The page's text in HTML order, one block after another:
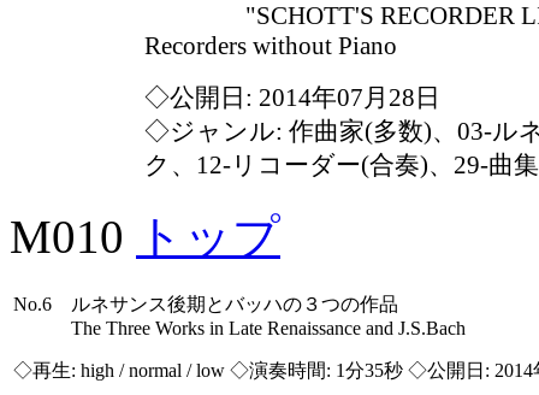
"SCHOTT'S RECORDER
Recorders without Piano
◇公開日: 2014年07月28日
◇ジャンル: 作曲家(多数)、03-ル
ク、12-リコーダー(合奏)、29-曲集
M010 トップ
No.6 ルネサンス後期とバッハの３つの作品
The Three Works in Late Renaissance and J.S.Bach
◇再生: high / normal / low ◇演奏時間: 1分35秒 ◇公開日: 2014